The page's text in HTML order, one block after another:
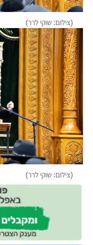
(צילום: שוקי לרר)
(צילום: שוקי לרר)